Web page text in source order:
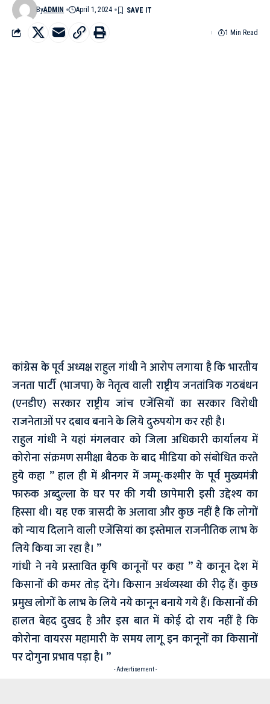
ByADMIN April 1, 2024
1 Min Read
कांग्रेस के पूर्व अध्यक्ष राहुल गांधी ने आरोप लगाया है कि भारतीय
जनता पार्टी (भाजपा) के नेतृत्व वाली राष्ट्रीय जनतांत्रिक गठबंधन
(एनडीए) सरकार राष्ट्रीय जांच एजेंसियों का सरकार विरोधी
राजनेताओं पर दबाव बनाने के लिये दुरुपयोग कर रही है।
राहुल गांधी ने यहां मंगलवार को जिला अधिकारी कार्यालय में
कोरोना संक्रमण समीक्षा बैठक के बाद मीडिया को संबोधित करते
हुये कहा ” हाल ही में श्रीनगर में जम्मू-कश्मीर के पूर्व मुख्यमंत्री
फारुक अब्दुल्ला के घर पर की गयी छापेमारी इसी उद्देश्य का
हिस्सा थी। यह एक त्रासदी के अलावा और कुछ नहीं है कि लोगों
को न्याय दिलाने वाली एजेंसियां का इस्तेमाल राजनीतिक लाभ के
लिये किया जा रहा है। ”
गांधी ने नये प्रस्तावित कृषि कानूनों पर कहा ” ये कानून देश में
किसानों की कमर तोड़ देंगे। किसान अर्थव्यस्था की रीढ़ हैं। कुछ
प्रमुख लोगों के लाभ के लिये नये कानून बनाये गये हैं। किसानों की
हालत बेहद दुखद है और इस बात में कोई दो राय नहीं है कि
कोरोना वायरस महामारी के समय लागू इन कानूनों का किसानों
पर दोगुना प्रभाव पड़ा है। ”
- Advertisement -